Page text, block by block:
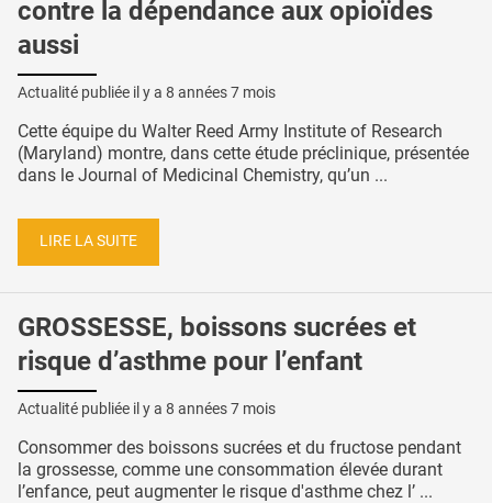
contre la dépendance aux opioïdes
aussi
Actualité publiée il y a 8 années 7 mois
Cette équipe du Walter Reed Army Institute of Research
(Maryland) montre, dans cette étude préclinique, présentée
dans le Journal of Medicinal Chemistry, qu’un ...
LIRE LA SUITE
GROSSESSE, boissons sucrées et
risque d’asthme pour l’enfant
Actualité publiée il y a 8 années 7 mois
Consommer des boissons sucrées et du fructose pendant
la grossesse, comme une consommation élevée durant
l’enfance, peut augmenter le risque d'asthme chez l’ ...